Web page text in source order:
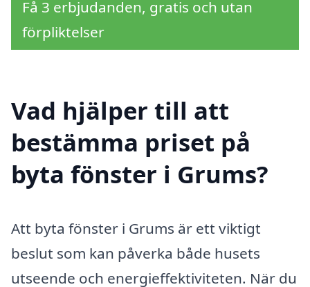
Få 3 erbjudanden, gratis och utan
förpliktelser
Vad hjälper till att
bestämma priset på
byta fönster i Grums?
Att byta fönster i Grums är ett viktigt
beslut som kan påverka både husets
utseende och energieffektiviteten. När du